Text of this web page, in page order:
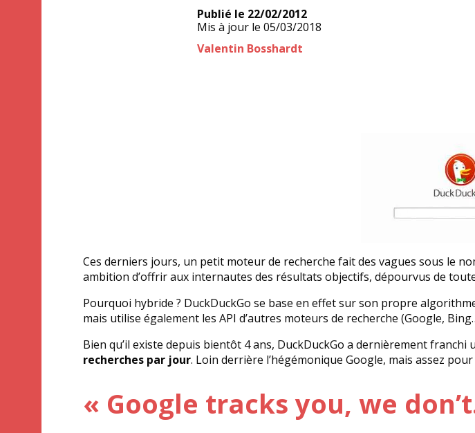
Publié le 22/02/2012
Mis à jour le 05/03/2018
Auteur
Valentin Bosshardt
Ces derniers jours, un petit moteur de recherche fait des vagues sous le
ambition d’offrir aux internautes des résultats objectifs, dépourvus de
Pourquoi hybride ? DuckDuckGo se base en effet sur son propre
mais utilise également les API d’autres moteurs de recherche (Google,
Bien qu’il existe depuis bientôt 4 ans, DuckDuckGo a dernièrement
recherches par jour. Loin derrière l’hégémonique Google, mais assez
« Google tracks you, we